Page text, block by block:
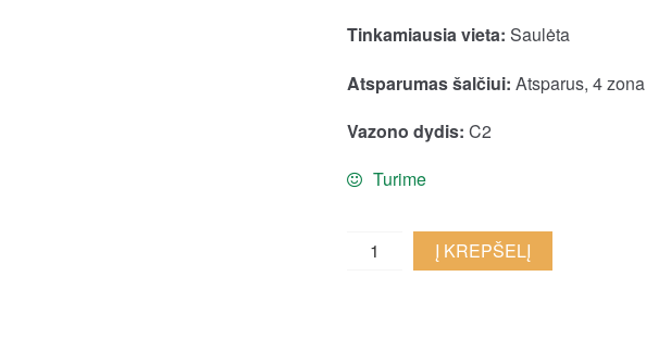
Tinkamiausia vieta: Saulėta
Atsparumas šalčiui: Atsparus, 4 zona
Vazono dydis: C2
Turime
Gludas
'American
Į KREPŠELĮ